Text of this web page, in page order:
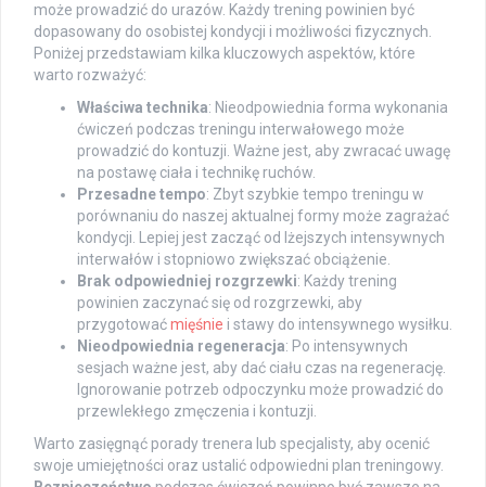
może prowadzić do urazów. Każdy trening powinien być
dopasowany do osobistej kondycji i możliwości fizycznych.
Poniżej przedstawiam kilka kluczowych aspektów, które
warto rozważyć:
Właściwa technika: Nieodpowiednia forma wykonania
ćwiczeń podczas treningu interwałowego może
prowadzić do kontuzji. Ważne jest, aby zwracać uwagę
na postawę ciała i technikę ruchów.
Przesadne tempo: Zbyt szybkie tempo treningu w
porównaniu do naszej aktualnej formy może zagrażać
kondycji. Lepiej jest zacząć od lżejszych intensywnych
interwałów i stopniowo zwiększać obciążenie.
Brak odpowiedniej rozgrzewki: Każdy trening
powinien zaczynać się od rozgrzewki, aby
przygotowaćmięśnie i stawy do intensywnego wysiłku.
Nieodpowiednia regeneracja: Po intensywnych
sesjach ważne jest, aby dać ciału czas na regenerację.
Ignorowanie potrzeb odpoczynku może prowadzić do
przewlekłego zmęczenia i kontuzji.
Warto zasięgnąć porady trenera lub specjalisty, aby ocenić
swoje umiejętności oraz ustalić odpowiedni plan treningowy.